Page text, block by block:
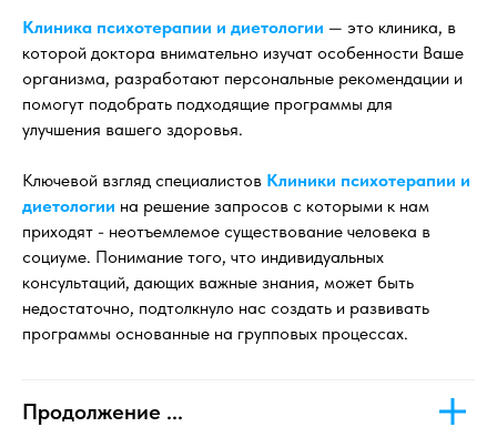
Клиника психотерапии и диетологии — это клиника, в
которой доктора внимательно изучат особенности Ваше
организма, разработают персональные рекомендации и
помогут подобрать подходящие программы для
улучшения вашего здоровья.
Ключевой взгляд специалистов Клиники психотерапии и
диетологии на решение запросов с которыми к нам
приходят - неотъемлемое существование человека в
социуме. Понимание того, что индивидуальных
консультаций, дающих важные знания, может быть
недостаточно, подтолкнуло нас создать и развивать
программы основанные на групповых процессах.
Продолжение ...